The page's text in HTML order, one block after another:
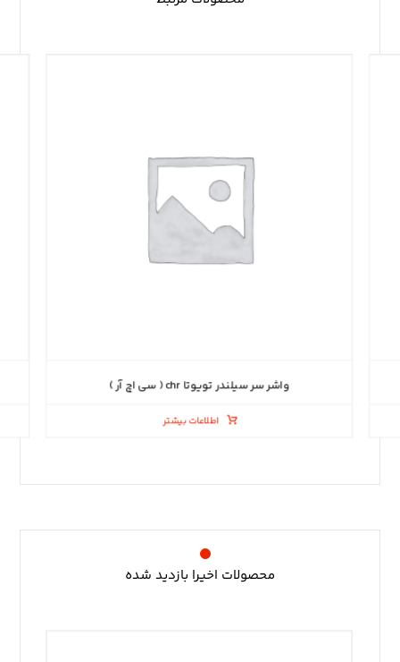
واشر سر سیلندر تویوتا chr ( سی اچ آر )
اطلاعات بیشتر
محصولات اخیرا بازدید شده